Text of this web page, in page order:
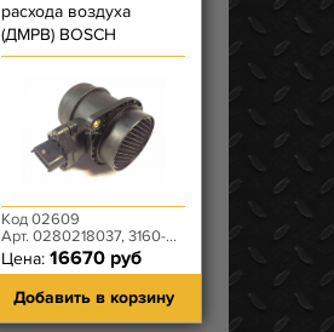
расхода воздуха
(ДМРВ) BOSCH
Код 02609
Арт. 0280218037, 3160-20-3877014-00
Цена: 16670 руб
Добавить в корзину